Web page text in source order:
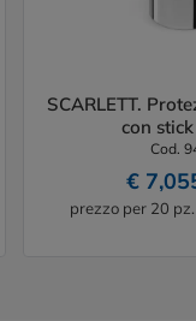
SCARLETT.
con
Cod.
€
prezzo per 20